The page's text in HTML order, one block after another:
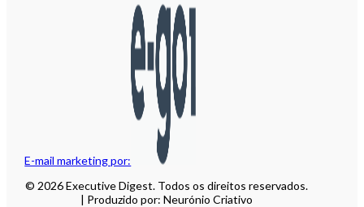
E-mail marketing por:
© 2026 Executive Digest. Todos os direitos reservados.
| Produzido por: Neurónio Criativo